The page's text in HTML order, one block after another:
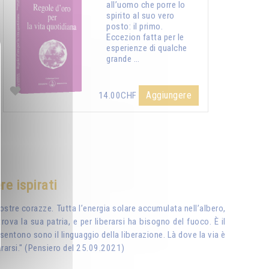
all’uomo che porre lo
spirito al suo vero
posto: il primo.
Eccezion fatta per le
esperienze di qualche
grande …
14.00CHF Aggiungere
ispirati
corazze. Tutta l’energia solare accumulata nell’albero,
la sua patria, e per liberarsi ha bisogno del fuoco. È il
sono il linguaggio della liberazione. Là dove la via è
(Pensiero del 25.09.2021)